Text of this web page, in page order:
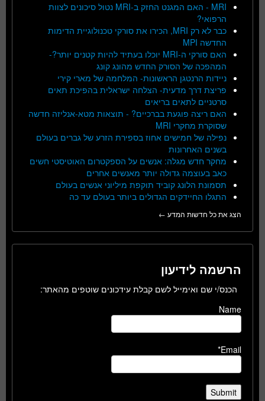
MRI - האם המגנט החזק ב-MRI נטול סיכונים לצוות
הרפואי?
כבר לא רק MRI, הכירו את סורקי טכנולוגיית הדימות
החדשה MPI
האם סורקי ה-MRI יוכלו בעתיד להיות קטנים יותר?-
המהפכה של הסורק החדש מהונג קונג
ניידות הרנטגן הראשונות- המלחמה של מארי קירי
פריצת דרך מדעית- הצלחה ישראלית בהפיכת תאים
סרטניים לתאים בריאים
האם ריצה פוגעת בברכיים? - תוצאות מטא-אנליזה חדשה
שסוקרת מחקרי MRI
נפילה של חמישים אחוז בספירת הזרע של גברים בעולם
בשנים האחרונות
מחקר חדש מגלה: אנשים על הספקטרום האוטיסטי חשים
כאב בעוצמה גדולה יותר מאנשים אחרים
תסמונת הלונג קוביד תוקפת מיליוני אנשים בעולם
התגלו החיידקים הגדולים ביותר בעולם עד כה
הצג את כל חדשות המדע ←
הרשמה לידיעון
הכנס/י שם ואימייל לשם קבלת עידכונים שוטפים מהאתר:
Name
Email*